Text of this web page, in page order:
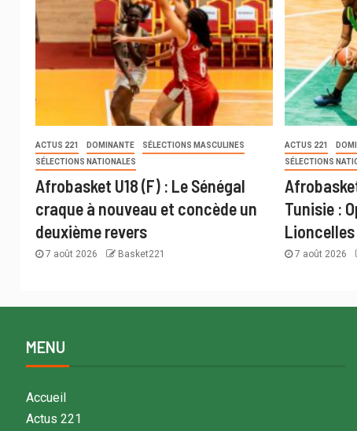
ACTUS 221 DOMINANTE
SÉLECTIONS MASCULINES
SÉLECTIONS NATIONALES
Afrobasket U18 (F) : Le Sénégal
craque à nouveau et concède un
deuxième revers
7 août 2026 Basket221
ACTUS 221
SÉLECTIONS
Tunisie :
Lioncelles
7 août 2026
MENU
Accueil
Actus 221